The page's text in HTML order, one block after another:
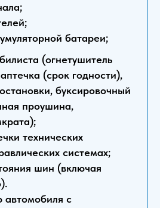
батареи;
(огнетушитель
(срок годности),
буксировочный
проушина,
технических
системах;
шин (включая
автомобиля с